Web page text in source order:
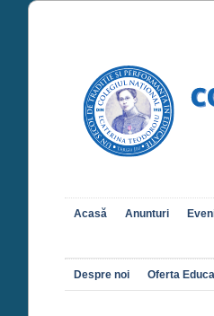
Acasă Anunturi
Despre noi Oferta